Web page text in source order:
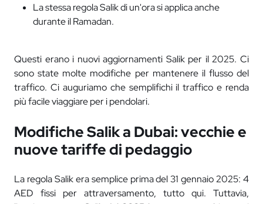
La stessa regola Salik di un'ora si applica anche
durante il Ramadan.
Questi erano i nuovi aggiornamenti Salik per il 2025. Ci
sono state molte modifiche per mantenere il flusso del
traffico. Ci auguriamo che semplifichi il traffico e renda
più facile viaggiare per i pendolari.
Modifiche Salik a Dubai: vecchie e
nuove tariffe di pedaggio
La regola Salik era semplice prima del 31 gennaio 2025: 4
AED fissi per attraversamento, tutto qui. Tuttavia,